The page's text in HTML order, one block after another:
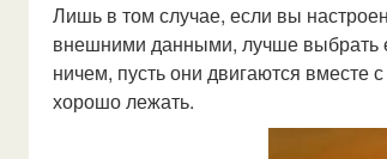
Лишь в том случае, если вы
внешними данными, лучше выбрать
ничем, пусть они двигаются
хорошо лежать.